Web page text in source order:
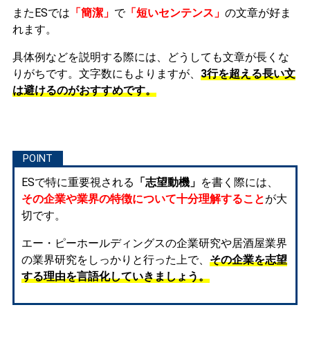
またESでは 「簡潔」 で「短いセンテンス」 の文章が好ま
れます。
具体例などを説明する際には、どうしても文章が長くな
りがちです。文字数にもよりますが、 3行を超える長い文
は避けるのがおすすめです。
ESで特に重要視される 「志望動機」 を書く際には、
その企業や業界の特徴について十分理解することが大
切です。
エー・ピーホールディングスの企業研究や居酒屋業界
の業界研究をしっかりと行った上で、 その企業を志望
する理由を言語化していきましょう。